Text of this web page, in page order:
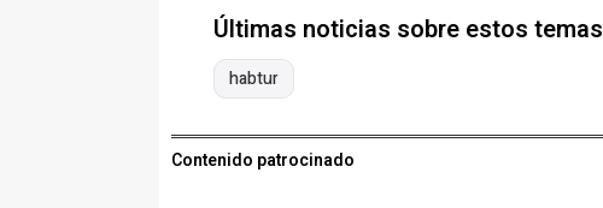
Últimas noticias sobre estos temas
habtur
Contenido patrocinado